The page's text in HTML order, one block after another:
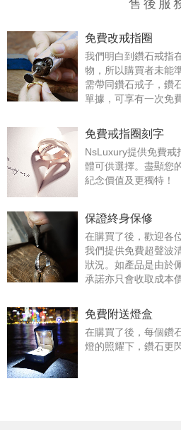
售後服
免費改戒指圈
我們明白到鑽石戒指
物，所以購買者未能
需帶同鑽石戒子，鑽
單據，可享有一次免
免費戒指圈刻字
NsLuxury提供免費戒
體可供選擇。盡顯您
紀念價值及更獨特！
保證終身保修
在購買了後，歡迎各
我們提供免費超聲波
狀況。如產品是由於
承諾亦只會收取成本
免費附送燈盒
在購買了後，每個鑽
燈的照耀下，鑽石更